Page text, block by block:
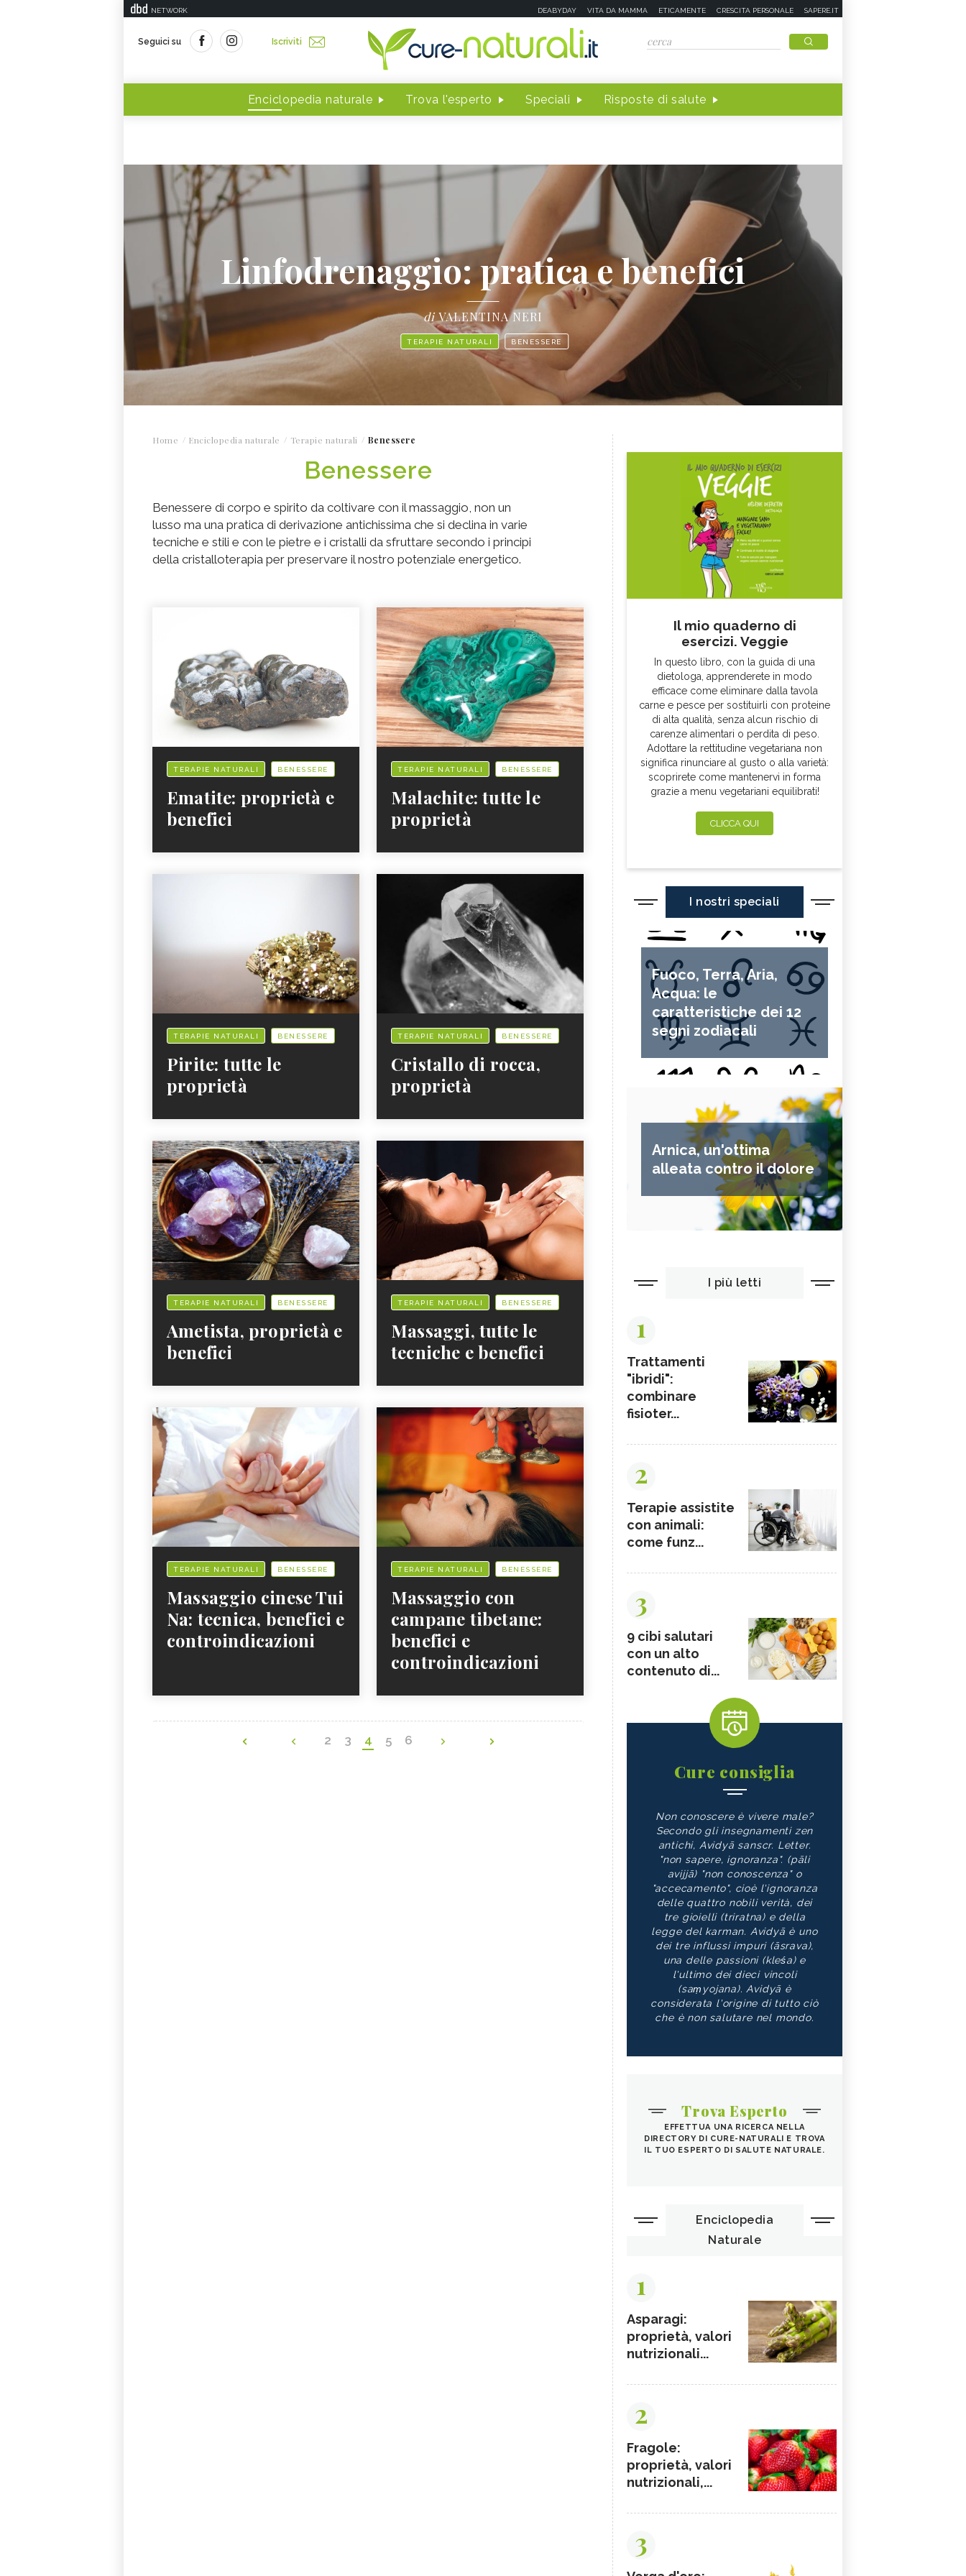
NETWORK DEABYDAY VITA DA MAMMA ETICAMENTE CRESCITA PERSONALE SAPERE.IT
Seguici su Iscriviti
Enciclopedia naturale Trova l'esperto Speciali Risposte di salute
Linfodrenaggio: pratica e benefici
diVALENTINA NERI
TERAPIE NATURALI BENESSERE
Home Enciclopedia naturale Terapie naturali Benessere
Benessere
Benessere di corpo e spirito da coltivare con il massaggio, non un
lusso ma una pratica di derivazione antichissima che si declina in varie
tecniche e stili e con le pietre e i cristalli da sfruttare secondo i principi
della cristalloterapia per preservare il nostro potenziale energetico.
TERAPIE NATURALI BENESSERE
Ematite: proprietà e
benefici
TERAPIE NATURALI BENESSERE
Malachite: tutte le
proprietà
TERAPIE NATURALI BENESSERE
Pirite: tutte le
proprietà
TERAPIE NATURALI BENESSERE
Cristallo di rocca,
proprietà
TERAPIE NATURALI BENESSERE
Ametista, proprietà e
benefici
TERAPIE NATURALI BENESSERE
Massaggi, tutte le
tecniche e benefici
TERAPIE NATURALI BENESSERE
Massaggio cinese Tui
Na: tecnica, benefici e
controindicazioni
TERAPIE NATURALI BENESSERE
Massaggio con
campane tibetane:
benefici e
controindicazioni
2 3 4 5 6
Il mio quaderno di
esercizi. Veggie
In questo libro, con la guida di una
dietologa, apprenderete in modo
efficace come eliminare dalla tavola
carne e pesce per sostituirli con proteine
di alta qualità, senza alcun rischio di
carenze alimentari o perdita di peso.
Adottare la rettitudine vegetariana non
significa rinunciare al gusto o alla varietà:
scoprirete come mantenervi in forma
grazie a menu vegetariani equilibrati!
CLICCA QUI
I nostri speciali
Fuoco, Terra, Aria,
Acqua: le
caratteristiche dei 12
segni zodiacali
Arnica, un'ottima
alleata contro il dolore
I più letti
1
Trattamenti
"ibridi":
combinare
fisioter...
2
Terapie assistite
con animali:
come funz...
3
9 cibi salutari
con un alto
contenuto di...
Cure consiglia
Non conoscere è vivere male?
Secondo gli insegnamenti zen
antichi, Avidyā sanscr. Letter.
"non sapere, ignoranza". (pāli
avijjā) "non conoscenza" o
"accecamento", cioè l'ignoranza
delle quattro nobili verità, dei
tre gioielli (triratna) e della
legge del karman. Avidyā è uno
dei tre influssi impuri (āsrava),
una delle passioni (kleśa) e
l'ultimo dei dieci vincoli
(saṃyojana). Avidyā è
considerata l'origine di tutto ciò
che è non salutare nel mondo.
Trova Esperto
EFFETTUA UNA RICERCA NELLA
DIRECTORY DI CURE-NATURALI E TROVA
IL TUO ESPERTO DI SALUTE NATURALE.
Enciclopedia
Naturale
1
Asparagi:
proprietà, valori
nutrizionali...
2
Fragole:
proprietà, valori
nutrizionali,...
3